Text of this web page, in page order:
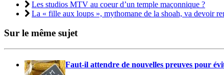
Les studios MTV au coeur d’un temple maçonnique ?
La « fille aux loups », mythomane de la shoah, va devoir
Sur le même sujet
Faut-il attendre de nouvelles preuves pour